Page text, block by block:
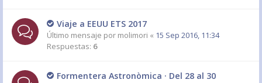
Viaje a EEUU ETS 2017
Último mensaje por molimori « 15 Sep 2016, 11:34
Respuestas: 6
Formentera Astronòmica · Del 28 al 30